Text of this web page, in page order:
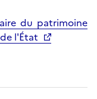
du patrimoine
l'État